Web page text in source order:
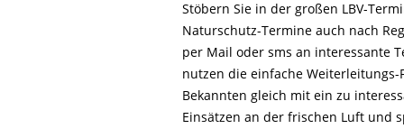
bestellen
Life-Natur-Projekte
Auffangstation
International
Stöbern Sie in der großen LBV-
Naturschutz-Termine auch nach
per Mail oder sms an interessante
nutzen die einfache
Bekannten gleich mit ein zu
Einsätzen an der frischen Luft und